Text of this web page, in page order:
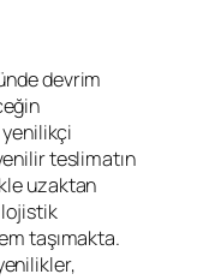
devrim
yenilikçi
teslimatın
uzaktan
lojistik
taşımakta.